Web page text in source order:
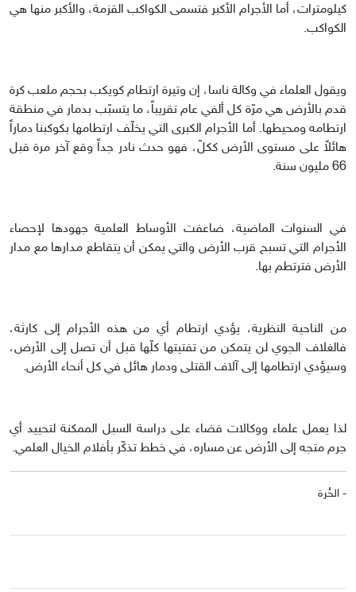
كيلومترات، أما الأجرام الأكبر فتسمى الكواكب القزمة، والأكبر منها هي
الكواكب.
ويقول العلماء في وكالة ناسا، إن وتيرة ارتطام كويكب بحجم ملعب كرة
قدم بالأرض هي مرّة كل ألفي عام تقريباً، ما يتسبّب بدمار في منطقة
ارتطامه ومحيطها. أما الأجرام الكبرى التي يخلّف ارتطامها بكوكبنا دماراً
هائلاً على مستوى الأرض ككلّ، فهو حدث نادر جداً وقع آخر مرة قبل
66 مليون سنة.
في السنوات الماضية، ضاعفت الأوساط العلمية جهودها لإحصاء
الأجرام التي تسبح قرب الأرض والتي يمكن أن يتقاطع مدارها مع مدار
الأرض فترتطم بها.
من الناحية النظرية، يؤدي ارتطام أي من هذه الأجرام إلى كارثة،
فالغلاف الجوي لن يتمكن من تفتيتها كلّها قبل أن تصل إلى الأرض،
وسيؤدي ارتطامها إلى آلاف القتلى ودمار هائل في كل أنحاء الأرض.
لذا يعمل علماء ووكالات فضاء على دراسة السبل الممكنة لتحييد أي
جرم متجه إلى الأرض عن مساره، في خطط تذكّر بأفلام الخيال العلمي.
- الحُرة